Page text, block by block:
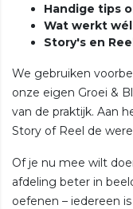
Handige tips
Wat werkt
Story's en
We gebruiken
onze eigen Groei &
van de praktijk. Aan
Story of Reel de
Of je nu mee wilt
afdeling beter in
oefenen – iedereen is